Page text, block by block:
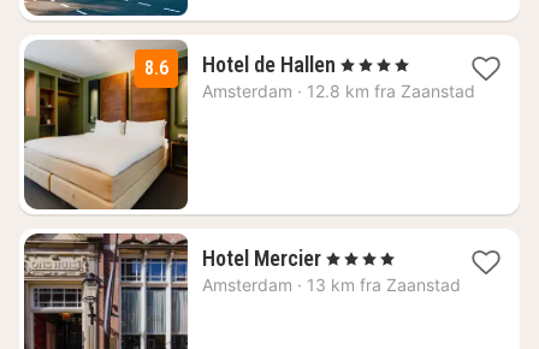
8.6 Hotel de Hallen 1
natt
, 4 Stjerner
Amsterdam · 12.8 km fra Zaanstad
Hotel Mercier1
natt
, 4 Stjerner
Amsterdam · 13 km fra Zaanstad